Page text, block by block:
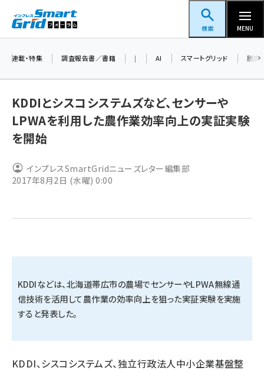
ン
スマートグリッドフォーラム
検索 MENU
蓄電池 (382)
ペロブスカイト (327)
ngn (265)
タンデム (141)
連載・特集 調査報告書／書籍 | AI スマートグリッド 脱炭
KDDIとシスコシステムズなど、センサーや
LPWAを利用した農作業効率向上の実証実験
を開始
インプレスSmartGridニューズレター編集部
2017年8月2日 (水曜) 0:00
KDDIなどは、北海道帯広市の農場でセンサーやLPWA無線通
信技術を活用して農作業の効率向上を狙った実証実験を実施
すると発表した。
KDDI、シスコシステムズ、独立行政法人中小企業基盤整